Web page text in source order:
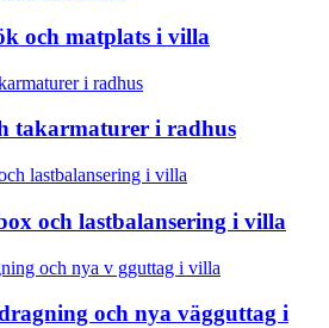
och matplats i villa
takarmaturer i radhus
och lastbalansering i villa
och nya vägguttag i